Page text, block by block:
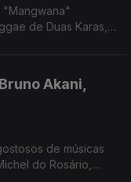
"Mangwana"
de Duas Karas,
Akani,
de músicas
do Rosário,